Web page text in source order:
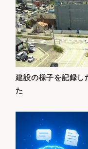
建設の様子を記録し
た